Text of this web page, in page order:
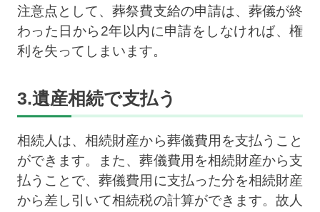
注意点として、葬祭費支給の申請は、葬儀が終
わった日から2年以内に申請をしなければ、権
利を失ってしまいます。
3.遺産相続で支払う
相続人は、相続財産から葬儀費用を支払うこと
ができます。また、葬儀費用を相続財産から支
払うことで、葬儀費用に支払った分を相続財産
から差し引いて相続税の計算ができます。故人